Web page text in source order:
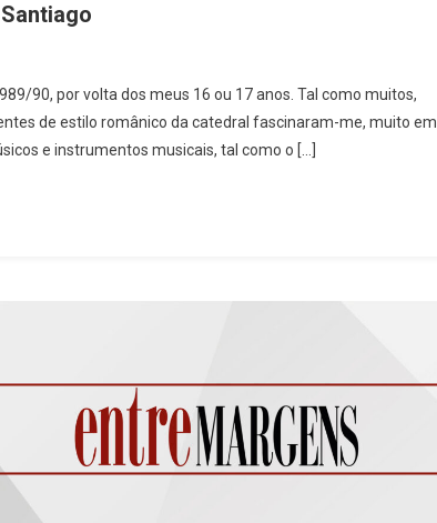
90, por volta dos meus 16 ou 17 anos. Tal como muitos,
de estilo românico da catedral fascinaram-me, muito em
e instrumentos musicais, tal como o […]